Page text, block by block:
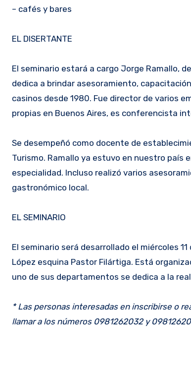
– cafés y bares
EL DISERTANTE
El seminario estará a cargo Jorge Ramallo,
dedica a brindar asesoramiento,
casinos desde 1980. Fue director de varios
propias en Buenos Aires, es conferencista
Se desempeñó como docente de
Turismo. Ramallo ya estuvo en nuestro país
especialidad. Incluso realizó varios
gastronómico local.
EL SEMINARIO
El seminario será desarrollado el miércoles
López esquina Pastor Filártiga. Está
uno de sus departamentos se dedica a la
* Las personas interesadas en inscribirse o
llamar a los números 0981262032 y